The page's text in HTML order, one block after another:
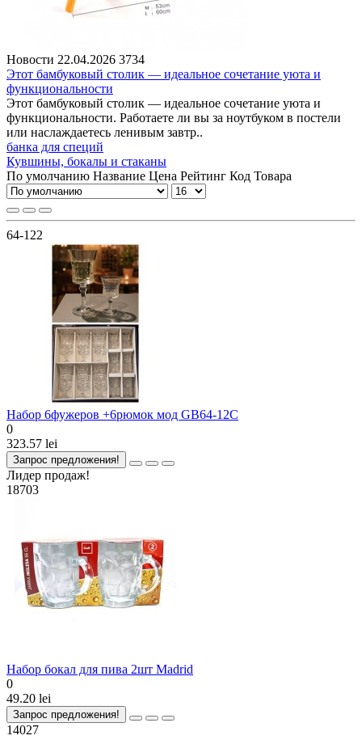
Новости 22.04.2026 3734
Этот бамбуковый столик — идеальное сочетание уюта и
функциональности
Этот бамбуковый столик — идеальное сочетание уюта и
функциональности. Работаете ли вы за ноутбуком в постели
или наслаждаетесь ленивым завтр..
банка для специй
Кувшины, бокалы и стаканы
По умолчанию Название Цена Рейтинг Код Товара
64-122
Набор 6фужеров +6рюмок мод GB64-12C
0
323.57 lei
Запрос предложения!
Лидер продаж!
18703
Набор бокал для пива 2шт Madrid
0
49.20 lei
Запрос предложения!
14027